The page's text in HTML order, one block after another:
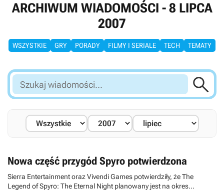
ARCHIWUM WIADOMOŚCI - 8 LIPCA
2007
WSZYSTKIE GRY PORADY FILMY I SERIALE TECH TEMATY
Szukaj
wiadomości...

Nowa część przygód Spyro potwierdzona
Sierra Entertainment oraz Vivendi Games potwierdziły, że The
Legend of Spyro: The Eternal Night planowany jest na okres